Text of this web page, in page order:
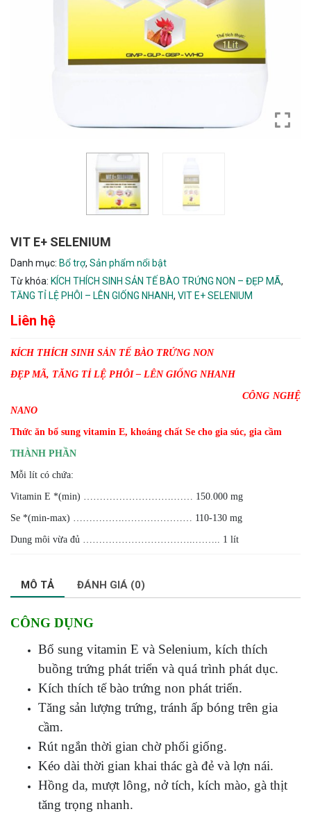
VIT E+ SELENIUM
Danh mục: Bổ trợ, Sản phẩm nổi bật
Từ khóa: KÍCH THÍCH SINH SẢN TẾ BÀO TRỨNG NON – ĐẸP MÃ,
TĂNG TỈ LỆ PHÔI – LÊN GIỐNG NHANH, VIT E+ SELENIUM
Liên hệ
KÍCH THÍCH SINH SẢN TẾ BÀO TRỨNG NON
ĐẸP MÃ, TĂNG TỈ LỆ PHÔI – LÊN GIỐNG NHANH
CÔNG NGHỆ
NANO
Thức ăn bổ sung vitamin E, khoáng chất Se cho gia súc, gia cầm
THÀNH PHẦN
Mỗi lít có chứa:
Vitamin E *(min) ……………………….…… 150.000 mg
Se *(min-max) …………….………………… 110-130 mg
Dung môi vừa đủ ……………………………..…….. 1 lít
MÔ TẢ ĐÁNH GIÁ (0)
CÔNG DỤNG
Bổ sung vitamin E và Selenium, kích thích
buồng trứng phát triển và quá trình phát dục.
Kích thích tế bào trứng non phát triển.
Tăng sản lượng trứng, tránh ấp bóng trên gia
cầm.
Rút ngắn thời gian chờ phối giống.
Kéo dài thời gian khai thác gà đẻ và lợn nái.
Hồng da, mượt lông, nở tích, kích mào, gà thịt
tăng trọng nhanh.